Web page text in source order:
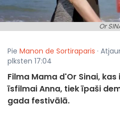
Or
Pie Manon de Sortiraparis ·
plksten 17:04
Filma Mama d'Or Sinai,
īsfilmai Anna, tiek īpaši
gada festivālā.